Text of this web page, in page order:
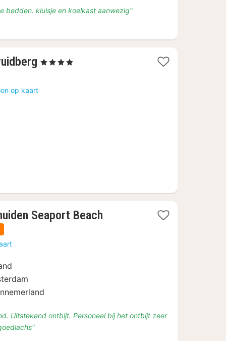
bedden. kluisje en koelkast aanwezig"
1
, 4 Sterren
op kaart
Seaport Beach
Uitstekend ontbijt. Personeel bij het ontbijt zeer